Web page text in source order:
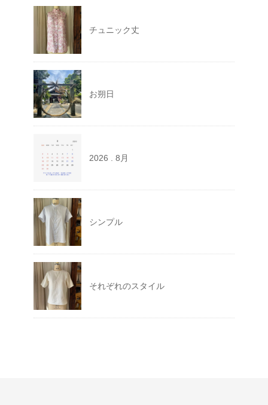
チュニック丈
お朔日
2026 . 8月
シンプル
それぞれのスタイル